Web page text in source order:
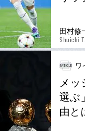
田村修
Shuichi
ワ
メッ
選ぶ
由と